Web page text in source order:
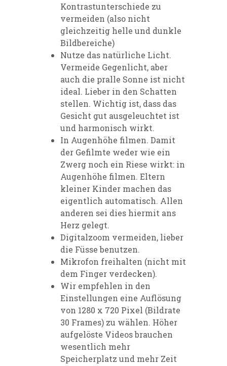
Kontrastunterschiede zu
vermeiden (also nicht
gleichzeitig helle und dunkle
Bildbereiche)
Nutze das natürliche Licht.
Vermeide Gegenlicht, aber
auch die pralle Sonne ist nicht
ideal. Lieber in den Schatten
stellen. Wichtig ist, dass das
Gesicht gut ausgeleuchtet ist
und harmonisch wirkt.
In Augenhöhe filmen. Damit
der Gefilmte weder wie ein
Zwerg noch ein Riese wirkt: in
Augenhöhe filmen. Eltern
kleiner Kinder machen das
eigentlich automatisch. Allen
anderen sei dies hiermit ans
Herz gelegt.
Digitalzoom vermeiden, lieber
die Füsse benutzen.
Mikrofon freihalten (nicht mit
dem Finger verdecken).
Wir empfehlen in den
Einstellungen eine Auflösung
von 1280 x 720 Pixel (Bildrate
30 Frames) zu wählen. Höher
aufgelöste Videos brauchen
wesentlich mehr
Speicherplatz und mehr Zeit